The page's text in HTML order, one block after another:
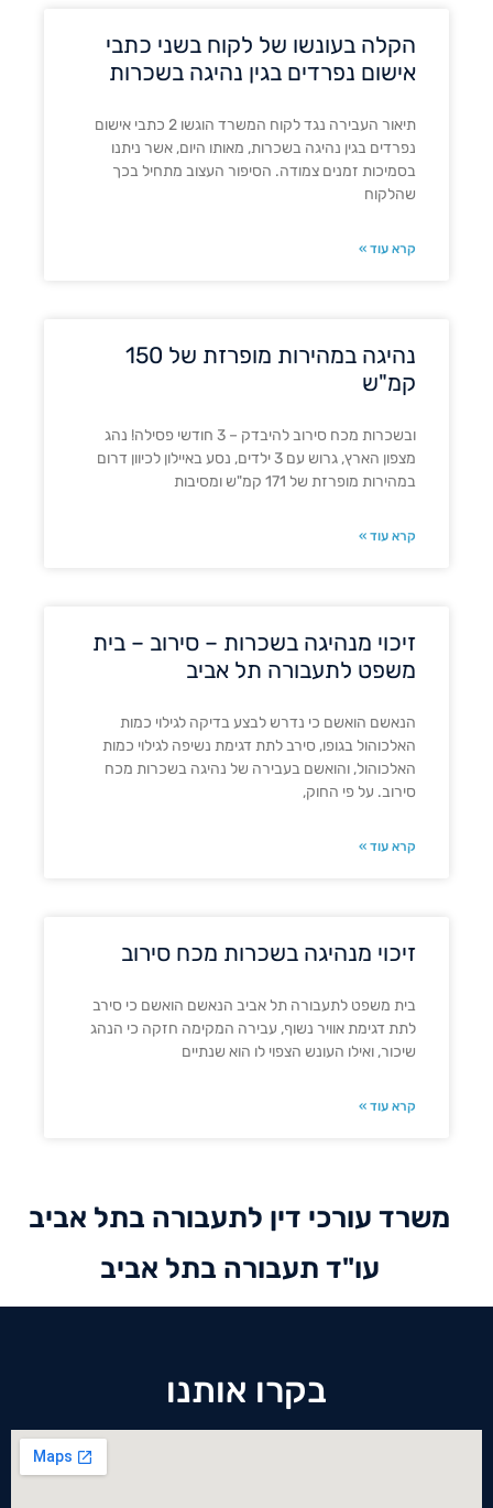
הקלה בעונשו של לקוח בשני כתבי
אישום נפרדים בגין נהיגה בשכרות
תיאור העבירה נגד לקוח המשרד הוגשו 2 כתבי אישום
נפרדים בגין נהיגה בשכרות, מאותו היום, אשר ניתנו
בסמיכות זמנים צמודה. הסיפור העצוב מתחיל בכך
שהלקוח
קרא עוד »
נהיגה במהירות מופרזת של 150
קמ"ש
ובשכרות מכח סירוב להיבדק – 3 חודשי פסילה! נהג
מצפון הארץ, גרוש עם 3 ילדים, נסע באיילון לכיוון דרום
במהירות מופרזת של 171 קמ"ש ומסיבות
קרא עוד »
זיכוי מנהיגה בשכרות – סירוב – בית
משפט לתעבורה תל אביב
הנאשם הואשם כי נדרש לבצע בדיקה לגילוי כמות
האלכוהול בגופו, סירב לתת דגימת נשיפה לגילוי כמות
האלכוהול, והואשם בעבירה של נהיגה בשכרות מכח
סירוב. על פי החוק,
קרא עוד »
זיכוי מנהיגה בשכרות מכח סירוב
בית משפט לתעבורה תל אביב הנאשם הואשם כי סירב
לתת דגימת אוויר נשוף, עבירה המקימה חזקה כי הנהג
שיכור, ואילו העונש הצפוי לו הוא שנתיים
קרא עוד »
משרד עורכי דין לתעבורה בתל אביב
עו"ד תעבורה בתל אביב
בקרו אותנו